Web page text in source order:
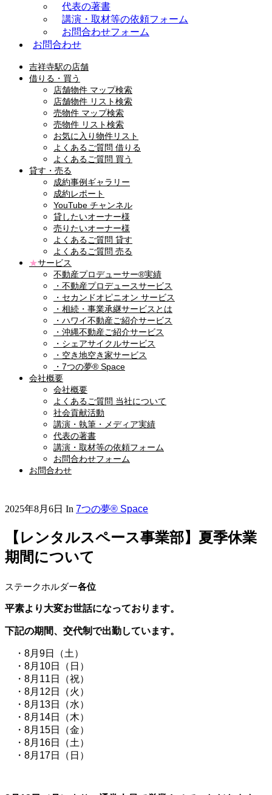
代表の著書
講演・取材等の依頼フォーム
お問合わせフォーム
お問合わせ
吉祥寺駅の店舗
借りる・買う
店舗物件 マップ検索
店舗物件 リスト検索
売物件 マップ検索
売物件 リスト検索
お気に入り物件リスト
よくあるご質問 借りる
よくあるご質問 買う
貸す・売る
成約事例ギャラリー
成約レポート
YouTube チャンネル
貸したいオーナー様
売りたいオーナー様
よくあるご質問 貸す
よくあるご質問 売る
★サービス
不動産プロデューサー®実績
・不動産プロデュースサービス
・セカンドオピニオン サービス
・相続・事業承継サービスとは
・ハワイ不動産ご紹介サービス
・沖縄不動産ご紹介サービス
・シェアサイクルサービス
・空き地空き家サービス
・7つの夢® Space
会社概要
会社概要
よくあるご質問 当社について
社会貢献活動
講演・執筆・メディア実績
代表の著書
講演・取材等の依頼フォーム
お問合わせフォーム
お問合わせ
2025年8月6日 In 7つの夢® Space
【レンタルスペース事業部】夏季休業
期間について
ステークホルダー各位
平素より大変お世話になっております。
下記の期間、交代制で出勤しています。
・8月9日（土）
・8月10日（日）
・8月11日（祝）
・8月12日（火）
・8月13日（水）
・8月14日（木）
・8月15日（金）
・8月16日（土）
・8月17日（日）